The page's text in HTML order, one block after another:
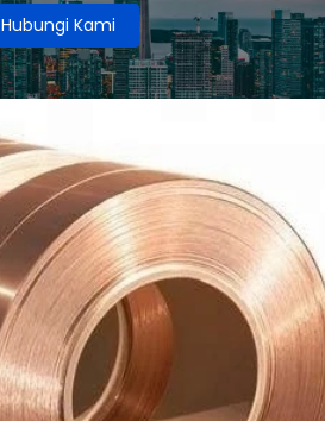
Hubungi Kami